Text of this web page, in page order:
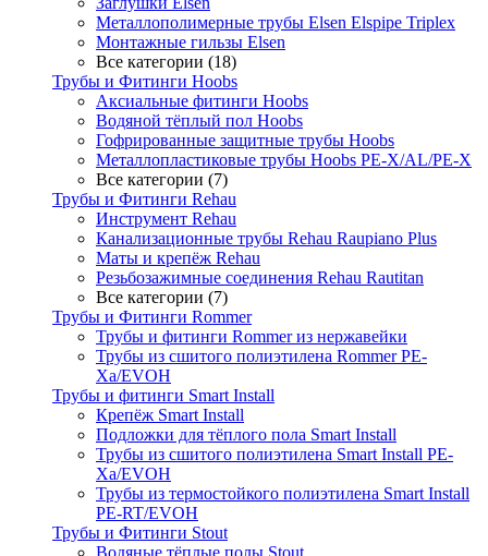
Металлополимерные трубы Elsen Elspipe Triplex
Монтажные гильзы Elsen
Все категории (18)
Трубы и Фитинги Hoobs
Аксиальные фитинги Hoobs
Водяной тёплый пол Hoobs
Гофрированные защитные трубы Hoobs
Металлопластиковые трубы Hoobs PE-X/AL/PE-X
Все категории (7)
Трубы и Фитинги Rehau
Инструмент Rehau
Канализационные трубы Rehau Raupiano Plus
Маты и крепёж Rehau
Резьбозажимные соединения Rehau Rautitan
Все категории (7)
Трубы и Фитинги Rommer
Трубы и фитинги Rommer из нержавейки
Трубы из сшитого полиэтилена Rommer PE-
Xa/EVOH
Трубы и фитинги Smart Install
Крепёж Smart Install
Подложки для тёплого пола Smart Install
Трубы из сшитого полиэтилена Smart Install PE-
Xa/EVOH
Трубы из термостойкого полиэтилена Smart Install
PE-RT/EVOH
Трубы и Фитинги Stout
Водяные тёплые полы Stout